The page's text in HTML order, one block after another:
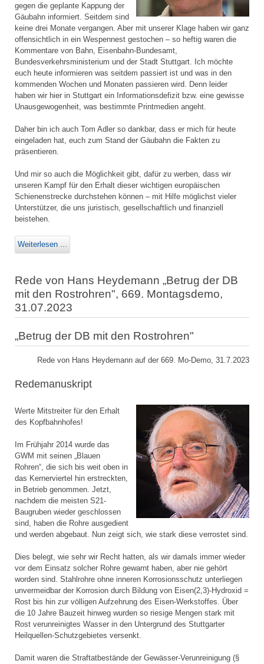
gegen die geplante Kappung der
Gäubahn informiert. Seitdem sind
keine drei Monate vergangen. Aber mit unserer Klage haben wir ganz
offensichtlich in ein Wespennest gestochen – so heftig waren die
Kommentare von Bahn, Eisenbahn-Bundesamt,
Bundesverkehrsministerium und der Stadt Stuttgart. Ich möchte
euch heute informieren was seitdem passiert ist und was in den
kommenden Wochen und Monaten passieren wird. Denn leider
haben wir hier in Stuttgart ein Informationsdefizit bzw. eine gewisse
Unausgewogenheit, was bestimmte Printmedien angeht.
Daher bin ich auch Tom Adler so dankbar, dass er mich für heute
eingeladen hat, euch zum Stand der Gäubahn die Fakten zu
präsentieren.
Und mir so auch die Möglichkeit gibt, dafür zu werben, dass wir
unseren Kampf für den Erhalt dieser wichtigen europäischen
Schienenstrecke durchstehen können – mit Hilfe möglichst vieler
Unterstützer, die uns juristisch, gesellschaftlich und finanziell
beistehen.
Weiterlesen ...
Rede von Hans Heydemann „Betrug der DB
mit den Rostrohren", 669. Montagsdemo,
31.07.2023
„Betrug der DB mit den Rostrohren"
Rede von Hans Heydemann auf der 669. Mo-Demo, 31.7.2023
Redemanuskript
Werte Mitstreiter für den Erhalt
des Kopfbahnhofes!
Im Frühjahr 2014 wurde das
GWM mit seinen „Blauen
Rohren“, die sich bis weit oben in
das Kernerviertel hin erstreckten,
in Betrieb genommen. Jetzt,
nachdem die meisten S21-
Baugruben wieder geschlossen
sind, haben die Rohre ausgedient
und werden abgebaut. Nun zeigt sich, wie stark diese verrostet sind.
Dies belegt, wie sehr wir Recht hatten, als wir damals immer wieder
vor dem Einsatz solcher Rohre gewarnt haben, aber nie gehört
worden sind. Stahlrohre ohne inneren Korrosionsschutz unterliegen
unvermeidbar der Korrosion durch Bildung von Eisen(2,3)-Hydroxid =
Rost bis hin zur völligen Aufzehrung des Eisen-Werkstoffes. Über
die 10 Jahre Bauzeit hinweg wurden so riesige Mengen stark mit
Rost verunreinigtes Wasser in den Untergrund des Stuttgarter
Heilquellen-Schutzgebietes versenkt.
Damit waren die Straftatbestände der Gewässer-Verunreinigung (§